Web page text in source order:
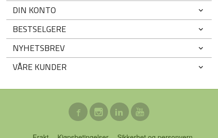
DIN KONTO
BESTSELGERE
NYHETSBREV
VÅRE KUNDER